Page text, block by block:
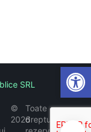
©
2026
Toate
drepturile
SRL